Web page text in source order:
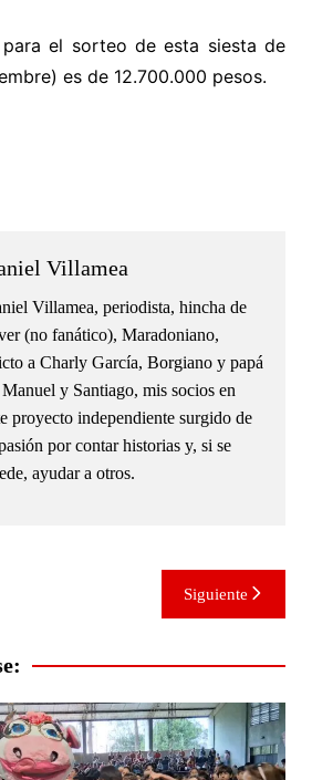
el sorteo de esta siesta de
es de 12.700.000 pesos.
Villamea
Villamea, periodista, hincha de
(no fanático), Maradoniano,
a Charly García, Borgiano y papá
y Santiago, mis socios en
proyecto independiente surgido de
por contar historias y, si se
ayudar a otros.
Siguiente